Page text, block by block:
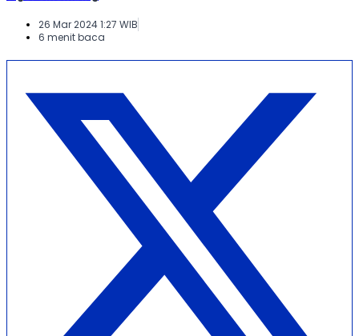
26 Mar 2024 1:27 WIB
6 menit baca